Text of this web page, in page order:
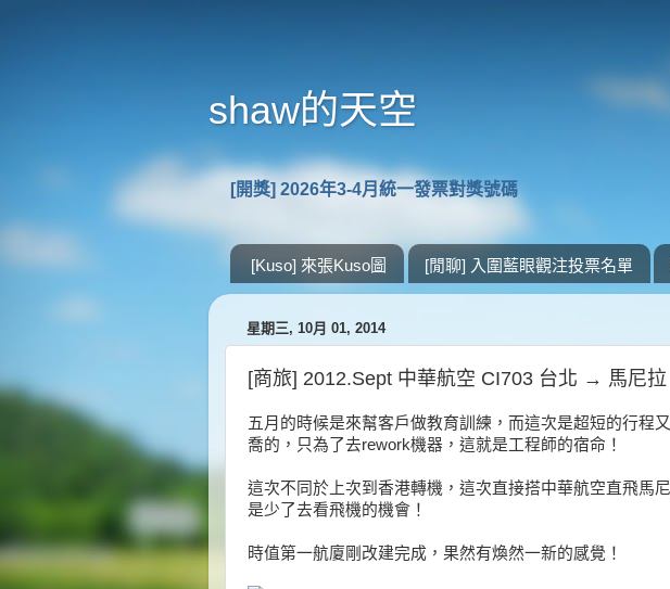
shaw的天空
[開獎] 2026年3-4月統一發票對獎號碼
[Kuso] 來張Kuso圖 [閒聊] 入圍藍眼觀注投票名單
星期三, 10月 01, 2014
[商旅] 2012.Sept 中華航空 CI703 台北 → 馬尼拉
五月的時候是來幫客戶做教育訓練，而這次是超短的行程
喬的，只為了去rework機器，這就是工程師的宿命！
這次不同於上次到香港轉機，這次直接搭中華航空直飛馬
是少了去看飛機的機會！
時值第一航廈剛改建完成，果然有煥然一新的感覺！